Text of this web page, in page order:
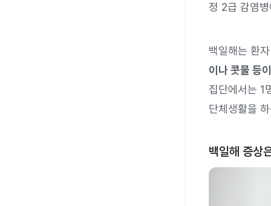
정 2급 감염
백일해는 환
이나 콧물 등
집단에서는 1
단체생활을
백일해 증상